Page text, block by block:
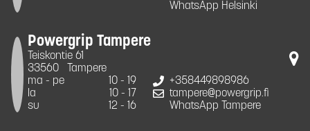
WhatsApp Helsinki
Powergrip Tampere
Teiskontie 61
33560
Tampere
ma - pe
10 - 19
la
10 - 17
su
12 - 16
+358449898986
tampere@powergrip.fi
WhatsApp Tampere